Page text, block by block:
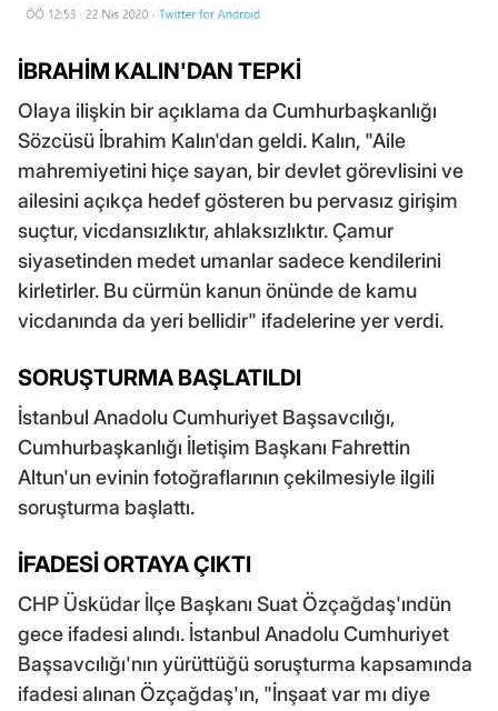
İBRAHİM KALIN'DAN TEPKİ
Olaya ilişkin bir açıklama da Cumhurbaşkanlığı
Sözcüsü İbrahim Kalın'dan geldi. Kalın, "Aile
mahremiyetini hiçe sayan, bir devlet görevlisini ve
ailesini açıkça hedef gösteren bu pervasız girişim
suçtur, vicdansızlıktır, ahlaksızlıktır. Çamur
siyasetinden medet umanlar sadece kendilerini
kirletirler. Bu cürmün kanun önünde de kamu
vicdanında da yeri bellidir" ifadelerine yer verdi.
SORUŞTURMA BAŞLATILDI
İstanbul Anadolu Cumhuriyet Başsavcılığı,
Cumhurbaşkanlığı İletişim Başkanı Fahrettin
Altun'un evinin fotoğraflarının çekilmesiyle ilgili
soruşturma başlattı.
İFADESİ ORTAYA ÇIKTI
CHP Üsküdar İlçe Başkanı Suat Özçağdaş'ındün
gece ifadesi alındı. İstanbul Anadolu Cumhuriyet
Başsavcılığı'nın yürüttüğü soruşturma kapsamında
ifadesi alınan Özçağdaş'ın, "İnşaat var mı diye